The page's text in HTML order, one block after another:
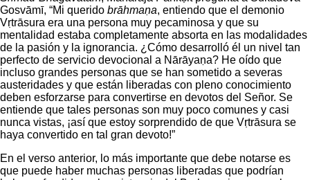
Gosvāmī, “Mi querido brāhmaṇa, entiendo que el demonio
Vṛtrāsura era una persona muy pecaminosa y que su
mentalidad estaba completamente absorta en las modalidades
de la pasión y la ignorancia. ¿Cómo desarrolló él un nivel tan
perfecto de servicio devocional a Nārāyaṇa? He oído que
incluso grandes personas que se han sometido a severas
austeridades y que están liberadas con pleno conocimiento
deben esforzarse para convertirse en devotos del Señor. Se
entiende que tales personas son muy poco comunes y casi
nunca vistas, ¡así que estoy sorprendido de que Vṛtrāsura se
haya convertido en tal gran devoto!”
En el verso anterior, lo más importante que debe notarse es
que puede haber muchas personas liberadas que podrían